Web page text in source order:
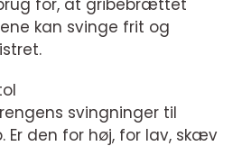
for, at gribebrættet
kan svinge frit og
svingninger til
Er den for høj, for lav, skæv